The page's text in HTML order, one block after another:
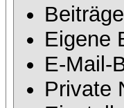
Eigene
E-Mail-
Private